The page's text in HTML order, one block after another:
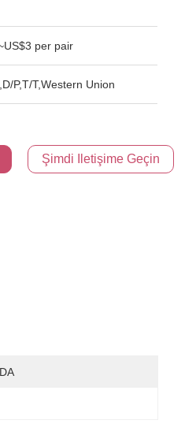
per pair
P,T/T,Western Union
Şimdi Iletişime Geçin